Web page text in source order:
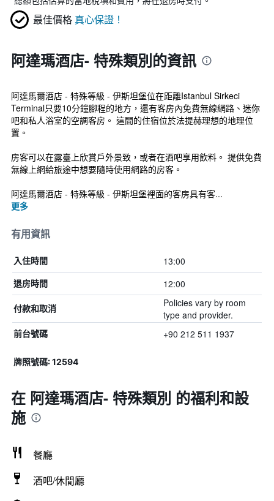
最佳價格 真心保證！
阿達瑪酒店- 特殊類別的資訊
阿達馬爾酒店 - 特殊等級 - 伊斯坦堡位在距離Istanbul Sirkeci
Terminal只要10分鐘腳程的地方，還有客房內免費無線網路、迷你
吧和私人浴室的空調客房。 這間的住宿位於法提赫理想的地理位
置。
房客可以在露臺上欣賞戶外景致，或者在酒吧享用飲料。 提供免費
無線上網給旅途中想要隨時使用網路的房客。
阿達馬爾酒店 - 特殊等級 - 伊斯坦堡裡面的客房具有客...
更多
有用資訊
入住時間 13:00
退房時間 12:00
付款和取消
Policies vary by room
type and provider.
前台號碼 +90 212 511 1937
牌照號碼: 12594
在 阿達瑪酒店- 特殊類別 的福利和設
施
餐廳
酒吧/休閒廳